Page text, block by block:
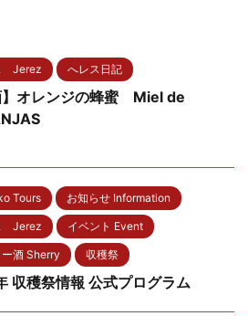
Jerez へレス日記
】オレンジの蜂蜜 Miel de
Tours お知らせ Information
Jerez イベント Event
酒 Sherry 収穫祭
収穫祭情報 公式プログラム